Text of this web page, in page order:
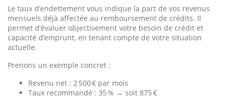
Le taux d’endettement vous indique la part de vos revenus
mensuels déjà affectée au remboursement de crédits. Il
permet d’évaluer objectivement votre besoin de crédit et
capacité d’emprunt, en tenant compte de votre situation
actuelle.
Prenons un exemple concret :
Revenu net : 2 500 € par mois
Taux recommandé : 35 % → soit 875 €